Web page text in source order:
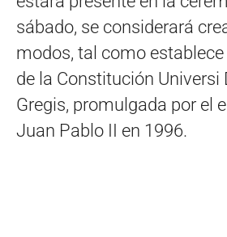
sábado, se considerará
modos, tal como
de la Constitución Universi
Gregis, promulgada por el
Juan Pablo II en 1996.